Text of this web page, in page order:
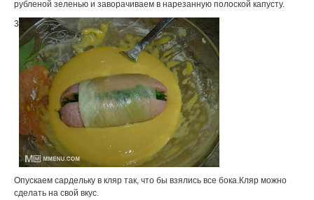
рубленой зеленью и заворачиваем в нарезанную полоской капусту.
3
Опускаем сардельку в кляр так, что бы взялись все бока.Кляр можно
сделать на свой вкус.